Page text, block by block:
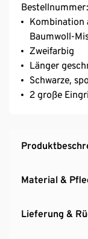
Kombination
Baumwoll-
Zweifarbig
Länger
Schwarze,
2 große
Material &
Lieferung &